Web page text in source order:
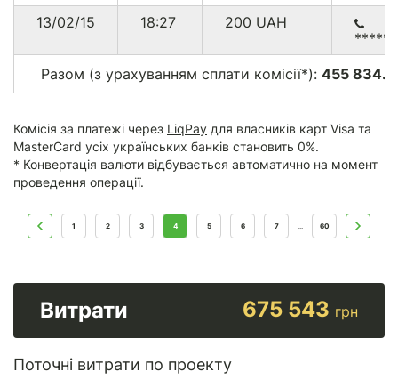
13/02/15
18:27 200 UAH
Разом (з урахуванням сплати комісії*): 455
Комісія за платежі через LiqPay для власників карт Visa та
MasterCard усіх українських банків становить 0%.
* Конвертація валюти відбувається автоматично на момент
проведення операції.
1 2 3 4 5 6 7 ... 60
Витрати 675 543 грн
Поточні витрати по проекту